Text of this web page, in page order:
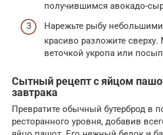
получившимся авокадо-
Нарежьте рыбу
красиво разложите
веточкой укропа или
Сытный рецепт с яйцом
завтрака
Превратите обычный бутерброд в
ресторанного уровня, добавив